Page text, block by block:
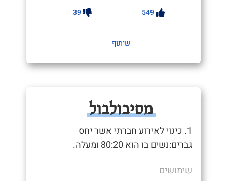
549
39
שיתוף
מסיבולבול
1. כינוי לאירוע חברתי אשר יחס
גברים:נשים בו הוא 80:20 ומעלה.
שימושים